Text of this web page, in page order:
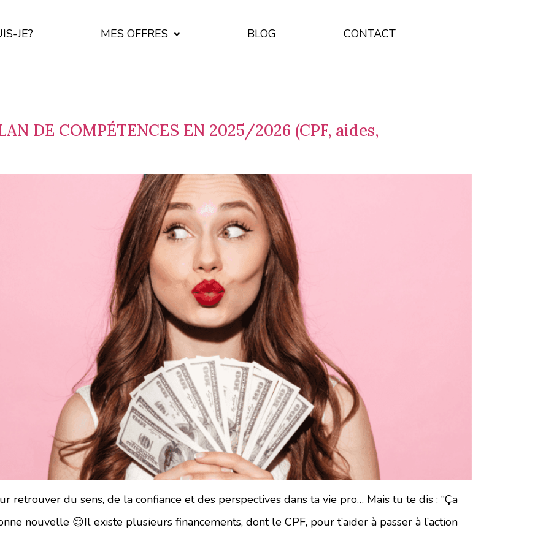
JE? MES OFFRES BLOG CONTACT
DE COMPÉTENCES EN 2025/2026 (CPF, aides,
retrouver du sens, de la confiance et des perspectives dans ta vie pro… Mais tu te dis : “Ça
nouvelle 😌Il existe plusieurs financements, dont le CPF, pour t’aider à passer à l’action